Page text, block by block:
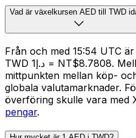
Vad är växelkursen AED till TWD
Från och med 15:54 UTC
TWD د.إ1 = NT$8.7808. Mellanmarknadskursen är
mittpunkten mellan köp-
globala valutamarknader.
överföring skulle vara med
pengar.